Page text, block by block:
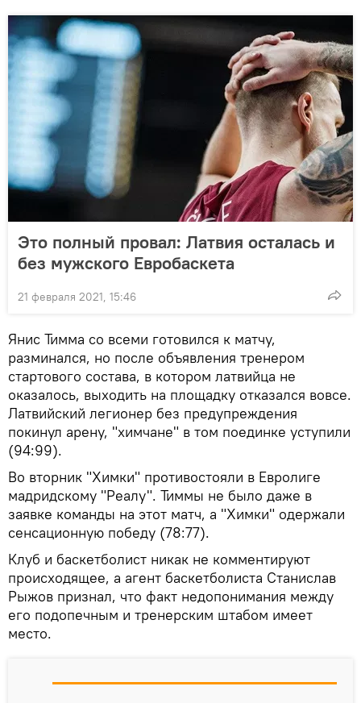
Это полный провал: Латвия осталась и
без мужского Евробаскета
21 февраля 2021, 15:46
Янис Тимма со всеми готовился к матчу,
разминался, но после объявления тренером
стартового состава, в котором латвийца не
оказалось, выходить на площадку отказался вовсе.
Латвийский легионер без предупреждения
покинул арену, "химчане" в том поединке уступили
(94:99).
Во вторник "Химки" противостояли в Евролиге
мадридскому "Реалу". Тиммы не было даже в
заявке команды на этот матч, а "Химки" одержали
сенсационную победу (78:77).
Клуб и баскетболист никак не комментируют
происходящее, а агент баскетболиста Станислав
Рыжов признал, что факт недопонимания между
его подопечным и тренерским штабом имеет
место.